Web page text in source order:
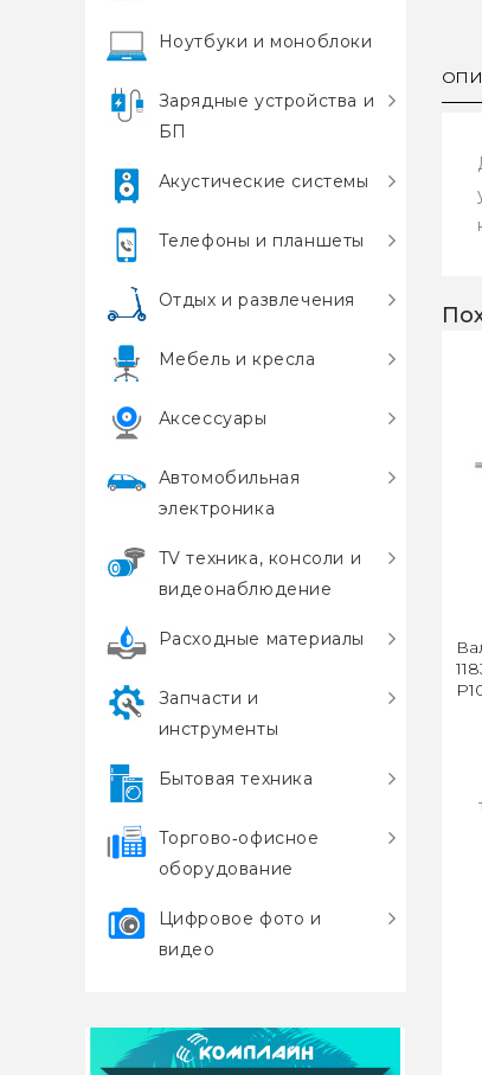
Ноутбуки и моноблоки
Зарядные устройства и
БП
Акустические системы
Телефоны и планшеты
Отдых и развлечения
Мебель и кресла
Аксессуары
Автомобильная
электроника
TV техника, консоли и
видеонаблюдение
Расходные материалы
Запчасти и
инструменты
Бытовая техника
Торгово‑офисное
оборудование
Цифровое фото и
видео